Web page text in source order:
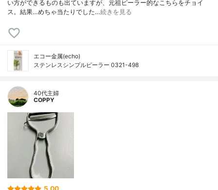
い方ができるものも出ていますが、元祖ピーラー的なこちらをチョイ
ス。結果…めちゃ当たりでした…続きを見る
エコー金属(echo)
ステンレスシンプルピーラー 0321-498
40代主婦
COPPY